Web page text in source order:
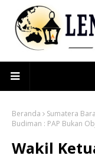
Beranda Sumatera
Budiman : PAP Bukan
Wakil